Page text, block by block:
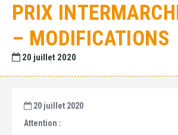
PRIX
– MODIFICATIONS
20 juillet 2020
20 juillet 2020
Attention :